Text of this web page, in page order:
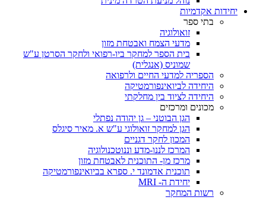
יחידות אקדמיות
בתי ספר
זואולוגיה
מדעי הצמח ואבטחת מזון
בית הספר למחקר ביו-רפואי ולחקר הסרטן ע"ש
שמוניס (אנגלית)
הספריה למדעי החיים ולרפואה
היחידה לביואינפורמטיקה
היחידה לציוד בין מחלקתי
מכונים ומרכזים
הגן הבוטני – גן יהודה נפתלי
הגן למחקר זואולוגי ע"ש א. מאיר סיגלס
המכון לחקר דגניים
המרכז לננו-מדע וננוטכנולוגיה
מרכז מן- התוכנית לאבטחת מזון
תוכנית אדמונד י. ספרא בביואינפורמטיקה
יחידת ה- MRI
רשות המחקר